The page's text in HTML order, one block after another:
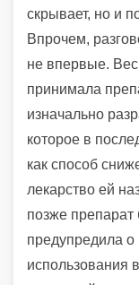
скрывает, но и
Впрочем,
не впервые.
принимала
изначально
которое в
как способ
лекарство ей
позже препарат
предупредила
использования